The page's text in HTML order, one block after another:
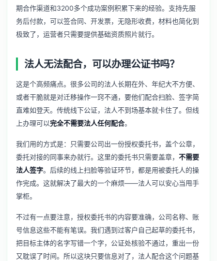
期合作渠道和3200多个成功案例积累下来的经验。支持先服
务后付款，可以签合同、开发票，无隐形收费，材料也简化到
极致了，运营者只需要提供基础资质照片就行。
法人无法配合，可以办理公证书吗？
这是个高频痛点。很多公司的法人长期在外、年纪大不方便、
或者干脆就是对迁移操作一窍不通，要他们配合扫脸、签字简
直难如登天。传统线下公证，法人不到场基本就卡住了。但线
上办理可以完全不需要法人任何配合。
我们用的方式是：只需要公司出一份授权委托书，盖个公章，
委托对接的同事来办就行。这里的委托书只需要盖章， 不需要
法人签字。后续的线上扫脸等验证环节，都是用被委托人的操
作完成。这就解决了最大的一个麻烦——法人可以安心当甩手
掌柜。
不过有一点要注意，授权委托书的内容要准确，公司名称、账
号信息这些不能有笔误。我们遇到过客户自己起草的委托书，
把目标主体的名字写错一个字，公证处核验不通过，重出一份
又耽误了时间。所以这块只要信息对了，法人配合这个问题基